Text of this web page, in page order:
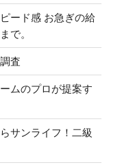
ード感 お急ぎの給
で。
査
ムのプロが提案す
サンライフ！二級